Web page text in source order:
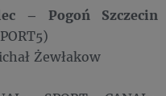
– Pogoń Szczecin
Żewłakow